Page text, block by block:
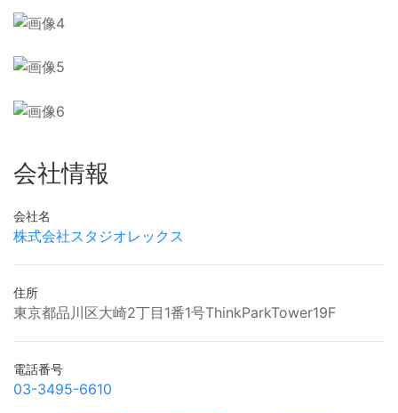
会社情報
会社名
株式会社スタジオレックス
住所
東京都品川区大崎2丁目1番1号ThinkParkTower19F
電話番号
03-3495-6610